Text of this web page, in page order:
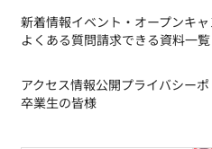
新着情報イベント・オープンキ
よくある質問請求できる資料一覧
アクセス情報公開プライバシー
卒業生の皆様